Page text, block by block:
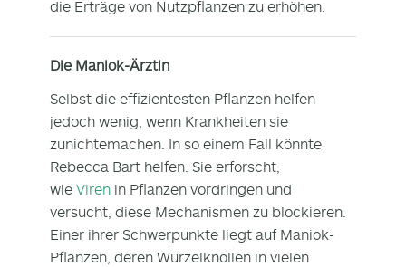
die Erträge von Nutzpflanzen zu erhöhen.
Die Maniok-Ärztin
Selbst die effizientesten Pflanzen helfen
jedoch wenig, wenn Krankheiten sie
zunichtemachen. In so einem Fall könnte
Rebecca Bart helfen. Sie erforscht,
wie Viren in Pflanzen vordringen und
versucht, diese Mechanismen zu blockieren.
Einer ihrer Schwerpunkte liegt auf Maniok-
Pflanzen, deren Wurzelknollen in vielen